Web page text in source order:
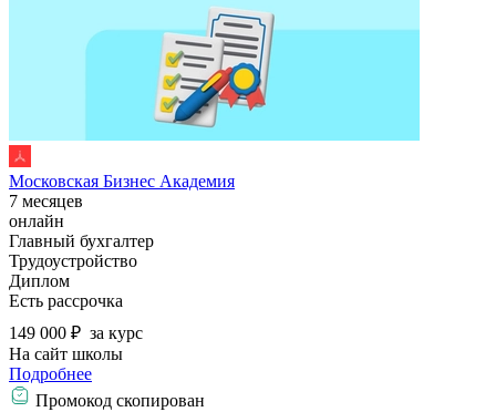
Московская Бизнес Академия
7 месяцев
онлайн
Главный бухгалтер
Трудоустройство
Диплом
Есть рассрочка
149 000 ₽ за курс
На сайт школы
Подробнее
Промокод скопирован